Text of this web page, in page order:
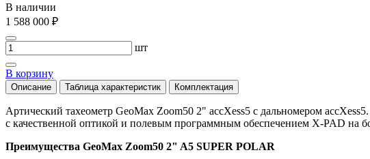
В наличии
1 588 000 ₽
шт
В корзину
Описание Таблица характеристик Комплектация
Артический тахеометр GeoMax Zoom50 2" accXess5 c дальномером
с качественной оптикой и полевым программным обеспечением X-PAD на
Преимущества GeoMax Zoom50 2" A5 SUPER POLAR